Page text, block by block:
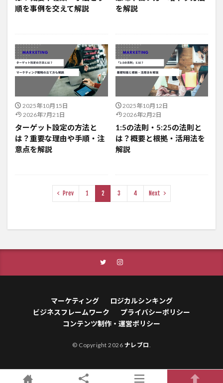
順を事例を交えて解説
を解説
2025年10月15日
2026年7月21日
ターゲット設定の方法と
は？重要な理由や手順・注
意点を解説
2025年10月12日
2026年2月2日
1:5の法則・5:25の法則と
は？概要と根拠・活用法を
解説
Prev 1 2 3 4 Next
マーケティング
ロジカルシンキング
ビジネスフレームワーク
プライバシーポリシー
コンテンツ制作・運営ポリシー
© Copyright 2026 ナレブロ